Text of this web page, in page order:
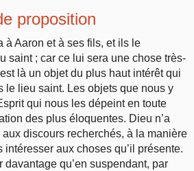
proposition
à Aaron et à ses fils, et ils le
saint ; car ce lui sera une chose très-
là un objet du plus haut intérêt qui
le lieu saint. Les objets que nous y
qui nous les dépeint en toute
des plus éloquentes. Dieu n’a
discours recherchés, à la manière
intéresser aux choses qu’il présente.
davantage qu’en suspendant, par